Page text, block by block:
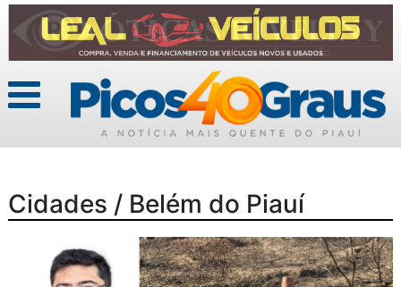
Cidades / Belém do Piauí